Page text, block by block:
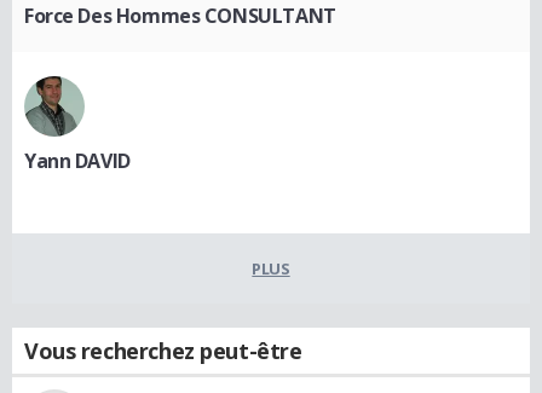
Force Des Hommes CONSULTANT
Yann DAVID
PLUS
Vous recherchez peut-être